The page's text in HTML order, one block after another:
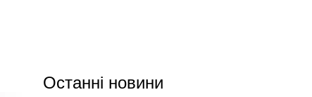
Останні новини